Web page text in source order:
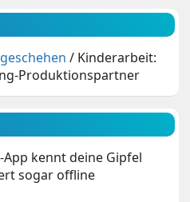
/ Kinderarbeit:
Produktionspartner
App kennt deine Gipfel
sogar offline